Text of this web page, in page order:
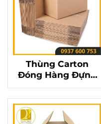
Thùng Carton
Đóng Hàng Đựng
Thực Phẩm – Bảo
Vệ Chất Lượng Sản
Phẩm Đến Tay
Người Tiêu Dùng